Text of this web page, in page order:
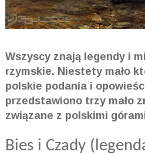
Wszyscy znają legendy i
rzymskie. Niestety mało
polskie podania i
przedstawiono trzy mało
związane z polskimi
Bies i Czady